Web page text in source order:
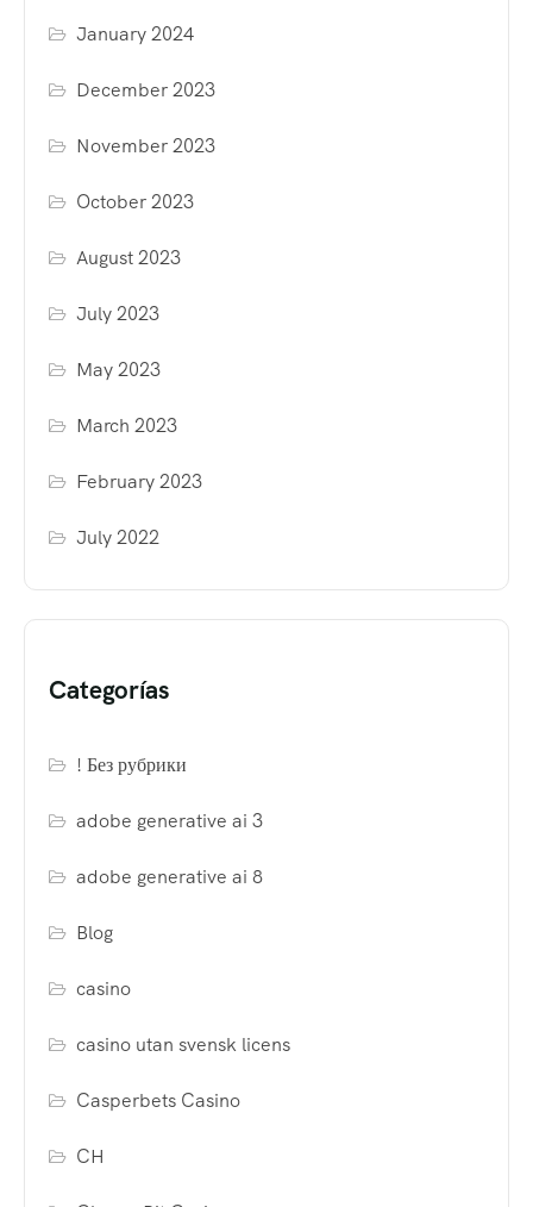
January 2024
December 2023
November 2023
October 2023
August 2023
July 2023
May 2023
March 2023
February 2023
July 2022
Categorías
! Без рубрики
adobe generative ai 3
adobe generative ai 8
Blog
casino
casino utan svensk licens
Casperbets Casino
CH